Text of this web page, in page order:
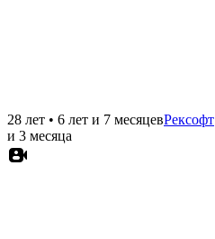
28 лет • 6 лет и 7 месяцевРексофт
и 3 месяца